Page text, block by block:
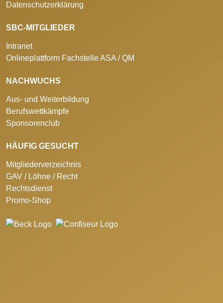
Datenschutzerklärung
SBC-MITGLIEDER
Intranet
Onlineplattform Fachstelle ASA / QM
NACHWUCHS
Aus- und Weiterbildung
Berufswettkämpfe
Sponsorenclub
HÄUFIG GESUCHT
Mitgliederverzeichnis
GAV / Löhne / Recht
Rechtsdienst
Promo-Shop